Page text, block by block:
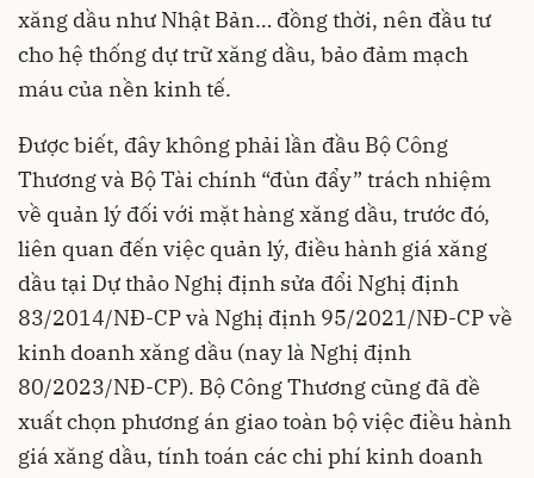
xăng dầu như Nhật Bản… đồng thời, nên đầu tư
cho hệ thống dự trữ xăng dầu, bảo đảm mạch
máu của nền kinh tế.
Được biết, đây không phải lần đầu Bộ Công
Thương và Bộ Tài chính “đùn đẩy” trách nhiệm
về quản lý đối với mặt hàng xăng dầu, trước đó,
liên quan đến việc quản lý, điều hành giá xăng
dầu tại Dự thảo Nghị định sửa đổi Nghị định
83/2014/NĐ-CP và Nghị định 95/2021/NĐ-CP về
kinh doanh xăng dầu (nay là Nghị định
80/2023/NĐ-CP). Bộ Công Thương cũng đã đề
xuất chọn phương án giao toàn bộ việc điều hành
giá xăng dầu, tính toán các chi phí kinh doanh